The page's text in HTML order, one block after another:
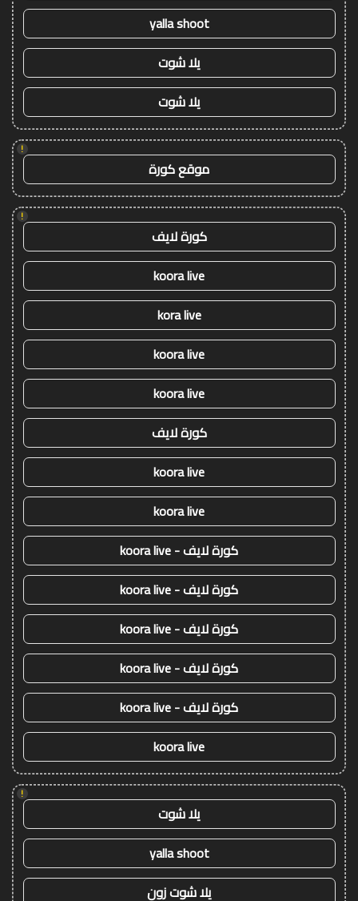
yalla shoot
يلا شوت
يلا شوت
!
موقع كورة
!
كورة لايف
koora live
kora live
koora live
koora live
كورة لايف
koora live
koora live
كورة لايف - koora live
كورة لايف - koora live
كورة لايف - koora live
كورة لايف - koora live
كورة لايف - koora live
koora live
!
يلا شوت
yalla shoot
يلا شوت زون